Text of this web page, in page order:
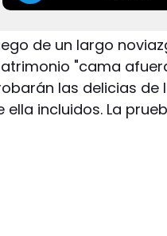
de un largo
"cama
las delicias de
ella incluidos. La